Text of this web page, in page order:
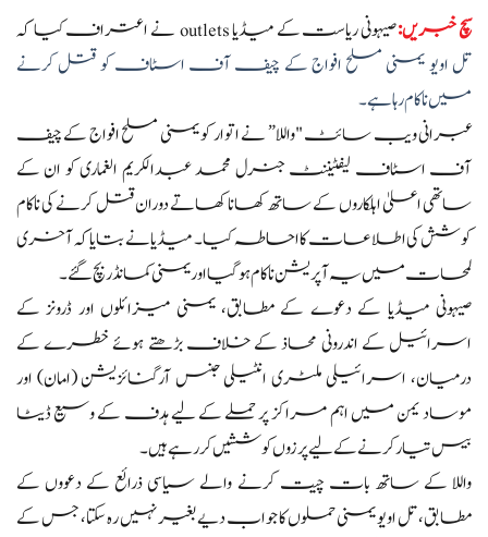
سچ خبریں:صیہونی ریاست کے میڈیا outlets نے اعتراف کیا کہ
تل اویو یمنی مسلح افواج کے چیف آف اسٹاف کو قتل کرنے
میں ناکام رہا ہے۔
عبرانی ویب سائٹ "واللا” نے اتوار کو یمنی مسلح افواج کے چیف
آف اسٹاف لیفٹیننٹ جنرل محمد عبدالکریم الغماری کو ان کے
ساتھی اعلیٰ اہلکاروں کے ساتھ کھانا کھاتے دوران قتل کرنے کی ناکام
کوشش کی اطلاعات کا احاطہ کیا۔ میڈیا نے بتایا کہ آخری
لمحات میں یہ آپریشن ناکام ہوگیا اور یمنی کمانڈر بچ گئے۔
صیہونی میڈیا کے دعوے کے مطابق، یمنی میزائلوں اور ڈرونز کے
اسرائیل کے اندرونی محاذ کے خلاف بڑھتے ہوئے خطرے کے
درمیان، اسرائیلی ملٹری انٹیلی جنس آرگنائزیشن (امان) اور
موساد یمن میں اہم مراکز پر حملے کے لیے ہدف کے وسیع ڈیٹا
بیس تیار کرنے کے لیے پرزوں کوششیں کر رہے ہیں۔
واللا کے ساتھ بات چیت کرنے والے سیاسی ذرائع کے دعووں کے
مطابق، تل اویو یمنی حملوں کا جواب دیے بغیر نہیں رہ سکتا، جس کے